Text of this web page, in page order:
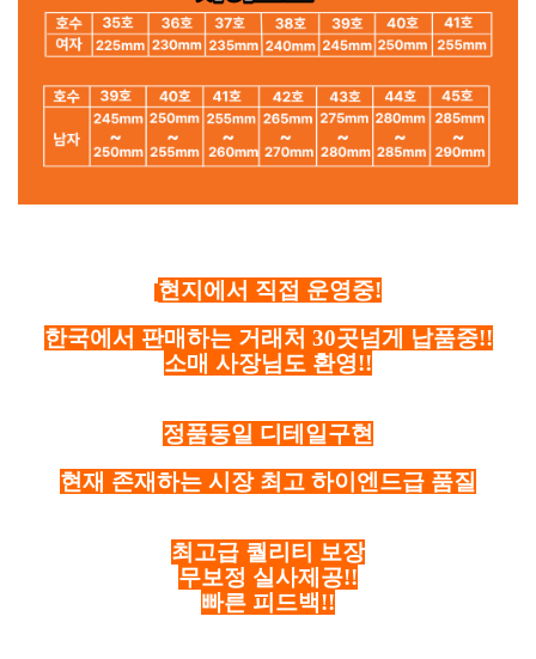
현지에서 직접 운영중!
한국에서 판매하는 거래처 30곳넘게 납품중!!
소매 사장님도 환영!!
정품동일 디테일구현
현재 존재하는 시장 최고 하이엔드급 품질
최고급 퀄리티 보장
무보정 실사제공!!
빠른 피드백!!